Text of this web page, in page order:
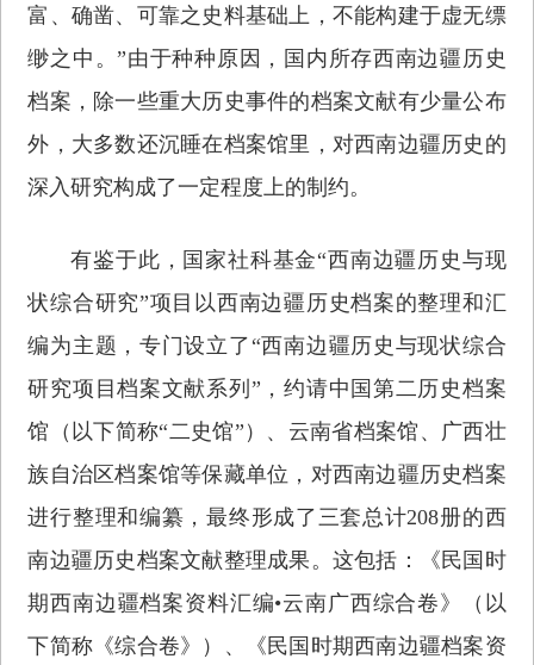
富、确凿、可靠之史料基础上，不能构建于虚无缥
缈之中。”由于种种原因，国内所存西南边疆历史
档案，除一些重大历史事件的档案文献有少量公布
外，大多数还沉睡在档案馆里，对西南边疆历史的
深入研究构成了一定程度上的制约。
有鉴于此，国家社科基金“西南边疆历史与现
状综合研究”项目以西南边疆历史档案的整理和汇
编为主题，专门设立了“西南边疆历史与现状综合
研究项目档案文献系列”，约请中国第二历史档案
馆（以下简称“二史馆”）、云南省档案馆、广西壮
族自治区档案馆等保藏单位，对西南边疆历史档案
进行整理和编纂，最终形成了三套总计208册的西
南边疆历史档案文献整理成果。这包括：《民国时
期西南边疆档案资料汇编•云南广西综合卷》（以
下简称《综合卷》）、《民国时期西南边疆档案资